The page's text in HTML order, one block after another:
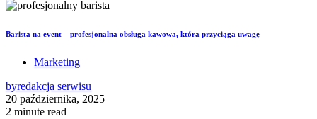
Barista na event – profesjonalna obsługa kawowa, która przyciąga uwagę
Marketing
byredakcja serwisu
20 października, 2025
2 minute read